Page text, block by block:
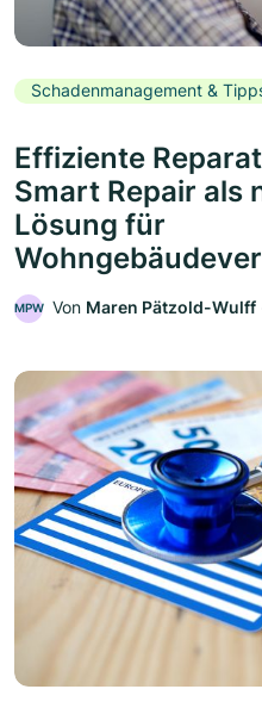
Schadenmanagement &
Effiziente
Smart Repair als
Lösung für
MPW Von Maren Pätzold-Wulff